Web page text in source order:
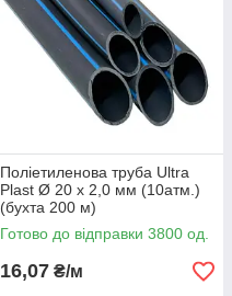
Поліетиленова труба Ultra
Plast Ø 20 х 2,0 мм (10атм.)
(бухта 200 м)
Готово до відправки 3800 од.
16,07 ₴/м